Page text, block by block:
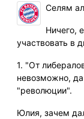
Селям
Ничего,
участвовать в
1. "От
невозможно, да
"революции".
Юлия, зачем